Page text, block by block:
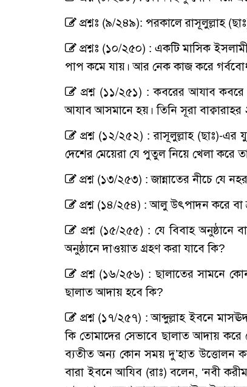
প্রশ্নঃ (৯/২৪৯): পরকালে রাসূলুল্লাহ
প্রশ্নঃ (১০/২৫০) : একটি মাসিক
পাপ কমে যায়। আর নেক কাজ করে
প্রশ্ন (১১/২৫১) : কবরের আযাব
আযাব আসমানে হয়। তিনি সূরা বাক্বারাহর
প্রশ্ন (১২/২৫২) : রাসূলুল্লাহ (ছাঃ)-এর
দেশের মেয়েরা যে পুতুল নিয়ে খেলা করে
প্রশ্ন (১৩/২৫৩) : জান্নাতের নীচে যে
প্রশ্ন (১৪/২৫৪) : আলু উৎপাদন করে বা
প্রশ্ন (১৫/২৫৫) : যে বিবাহ অনুষ্ঠানে
অনুষ্ঠানে দাওয়াত গ্রহণ করা যাবে কি?
প্রশ্ন (১৬/২৫৬) : ছালাতের সামনে
ছালাত আদায় হবে কি?
প্রশ্ন (১৭/২৫৭) : আব্দুল্লাহ ইবনে
কি তোমাদের সেভাবে ছালাত আদায় করে
ব্যতীত অন্য কোন সময় দু’হাত উত্তোলন
বারা ইবনে আযিব (রাঃ) বলেন, ‘নবী